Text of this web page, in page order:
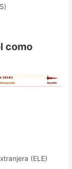
como
(ELE)